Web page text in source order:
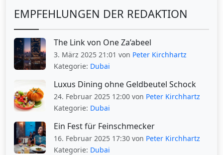
EMPFEHLUNGEN DER REDAKTION
The Link von One Za’abeel
3. März 2025 21:01 von Peter Kirchhartz
Kategorie: Dubai
Luxus Dining ohne Geldbeutel Schock
24. Februar 2025 12:00 von Peter Kirchhartz
Kategorie: Dubai
Ein Fest für Feinschmecker
16. Februar 2025 17:30 von Peter Kirchhartz
Kategorie: Dubai